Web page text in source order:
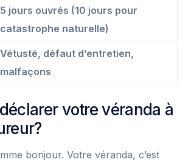
5 jours ouvrés (10 jours pour
catastrophe naturelle)
Vétusté, défaut d’entretien,
malfaçons
votre véranda à
bonjour. Votre véranda, c’est